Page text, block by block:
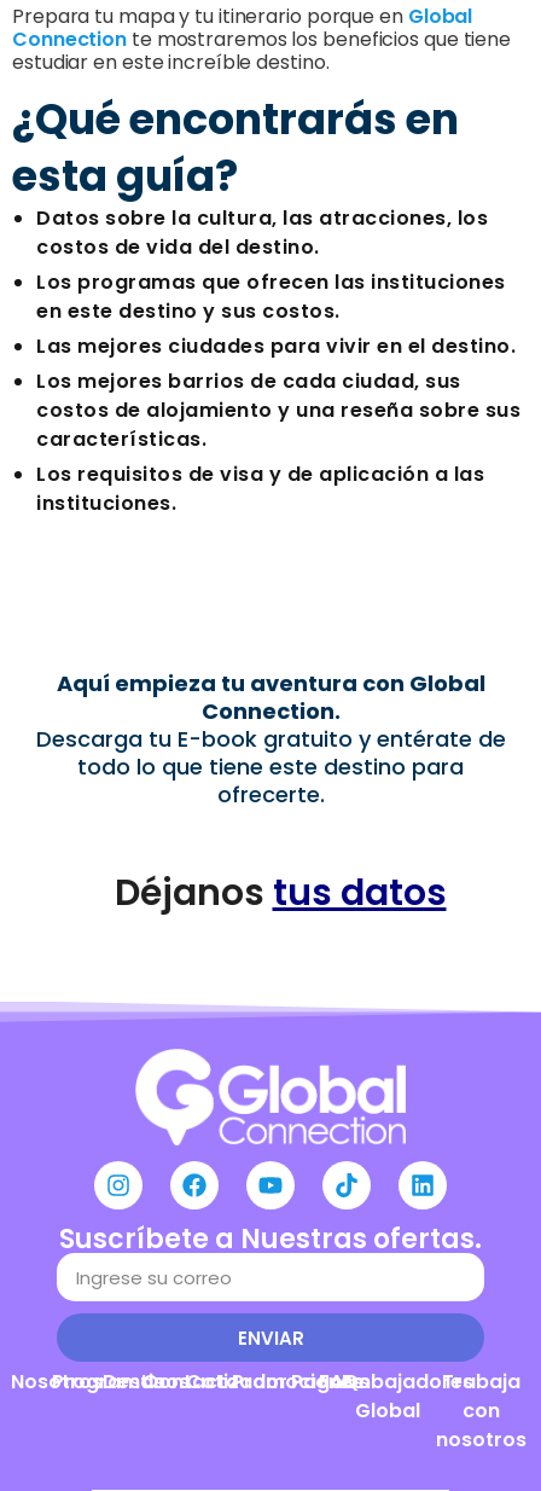
Prepara tu mapa y tu itinerario porque en Global
Connection te mostraremos los beneficios que tiene
estudiar en este increíble destino.
¿Qué encontrarás en
esta guía?
Datos sobre la cultura, las atracciones, los
costos de vida del destino.
Los programas que ofrecen las instituciones
en este destino y sus costos.
Las mejores ciudades para vivir en el destino.
Los mejores barrios de cada ciudad, sus
costos de alojamiento y una reseña sobre sus
características.
Los requisitos de visa y de aplicación a las
instituciones.
Aquí empieza tu aventura con Global
Connection.
Descarga tu E-book gratuito y entérate de
todo lo que tiene este destino para
ofrecerte.
Déjanostus datos
Suscríbete a Nuestras ofertas.
ENVIAR
Nosotros
Programas
Destinos
Contacto
Cotizador
Promociones
Pagos
FAQs
Embajadores
Global
Trabaja
con
nosotros